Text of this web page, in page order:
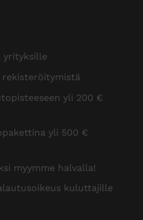
yrityksille
rekisteröitymistä
yli 200 €
yli 500 €
myymme halvalla!
kuluttajille